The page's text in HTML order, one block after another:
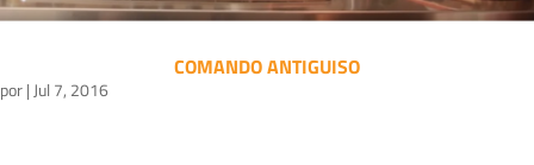
COMANDO ANTIGUISO
por| Jul 7, 2016